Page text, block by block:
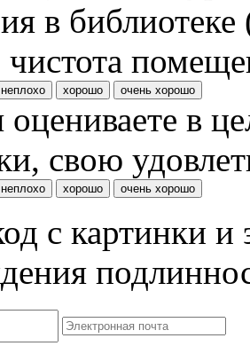
в
чистота
неплохо хорошо очень хорошо
в
свою
неплохо хорошо очень хорошо
с картинки